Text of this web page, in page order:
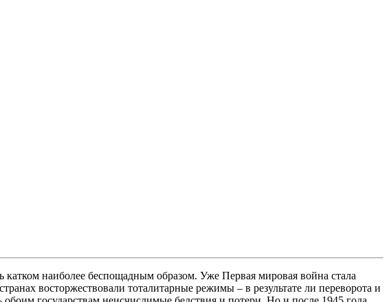
наиболее беспощадным образом. Уже Первая мировая война стала
восторжествовали тоталитарные режимы – в результате ли переворота и